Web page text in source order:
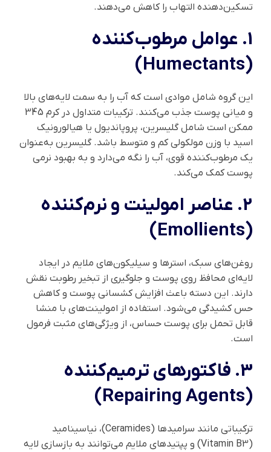
تسکین‌دهنده التهاب را کاهش می‌دهند.
1. عوامل مرطوب‌کننده
(Humectants)
این گروه شامل موادی است که آب را به سمت لایه‌های بالا
و میانی پوست جذب می‌کنند. ترکیبات متداول در کرم 345
ممکن است شامل گلیسرین، پروپاندیول یا هیالورونیک
اسید با وزن مولکولی کم و متوسط باشد. گلیسرین به‌عنوان
یک مرطوب‌کننده قوی، آب را نگه می‌دارد و به بهبود نرمی
پوست کمک می‌کند.
2. عناصر امولینت و نرم‌کننده
(Emollients)
روغن‌های سبک، استرها و سیلیکون‌های ملایم در ایجاد
لایه‌ای محافظ روی پوست و جلوگیری از تبخیر رطوبت نقش
دارند. این دسته باعث افزایش کشسانی پوست و کاهش
حس کشیدگی می‌شود. استفاده از امولینت‌های با منشا
قابل تحمل برای پوست حساس، از ویژگی‌های مثبت فرمول
است.
3. فاکتورهای ترمیم‌کننده
(Repairing Agents)
ترکیباتی مانند سرامیدها (Ceramides)، نیاسینامید
(Vitamin B3) و پپتیدهای ملایم می‌توانند به بازسازی لایه